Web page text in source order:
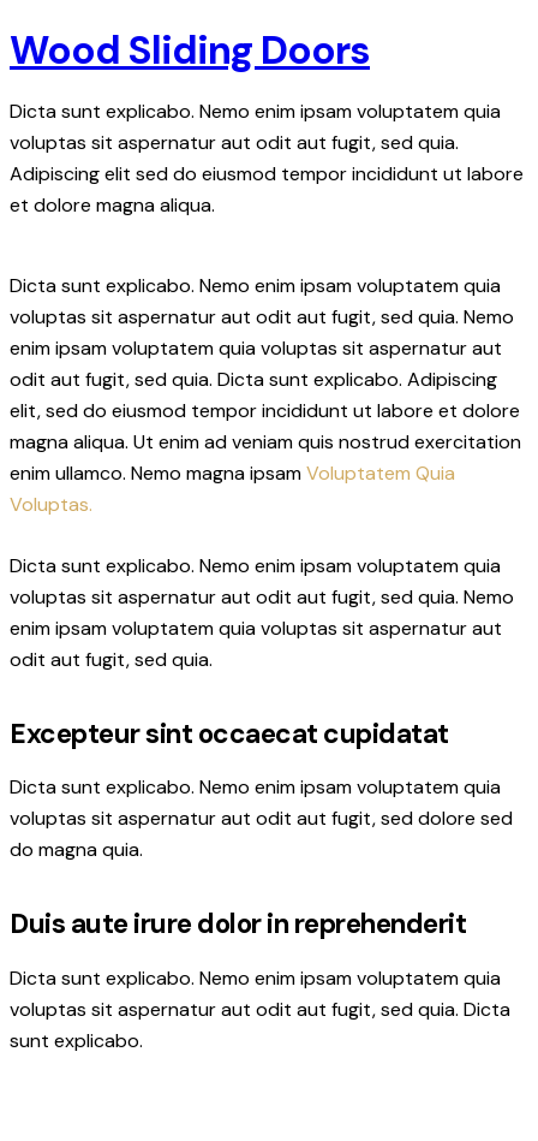
Wood Sliding Doors
Dicta sunt explicabo. Nemo enim ipsam voluptatem quia
voluptas sit aspernatur aut odit aut fugit, sed quia.
Adipiscing elit sed do eiusmod tempor incididunt ut labore
et dolore magna aliqua.
Dicta sunt explicabo. Nemo enim ipsam voluptatem quia
voluptas sit aspernatur aut odit aut fugit, sed quia. Nemo
enim ipsam voluptatem quia voluptas sit aspernatur aut
odit aut fugit, sed quia. Dicta sunt explicabo. Adipiscing
elit, sed do eiusmod tempor incididunt ut labore et dolore
magna aliqua. Ut enim ad veniam quis nostrud exercitation
enim ullamco. Nemo magna ipsamVoluptatem Quia
Voluptas.
Dicta sunt explicabo. Nemo enim ipsam voluptatem quia
voluptas sit aspernatur aut odit aut fugit, sed quia. Nemo
enim ipsam voluptatem quia voluptas sit aspernatur aut
odit aut fugit, sed quia.
Excepteur sint occaecat cupidatat
Dicta sunt explicabo. Nemo enim ipsam voluptatem quia
voluptas sit aspernatur aut odit aut fugit, sed dolore sed
do magna quia.
Duis aute irure dolor in reprehenderit
Dicta sunt explicabo. Nemo enim ipsam voluptatem quia
voluptas sit aspernatur aut odit aut fugit, sed quia. Dicta
sunt explicabo.